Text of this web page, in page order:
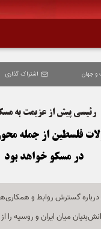
صفحه اصلی
همه عناوین
اقتصاد
سیاست و جهان
جامعه و فرهنگ
و جهان اشتراک گذاری
رئیسی پیش از عزیمت به
فلسطین از جمله
در مسکو خواهد بود
درباره گسترش روابط و
میان ایران و روسیه را